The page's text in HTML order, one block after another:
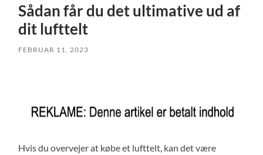
Sådan får du det ultimative ud af
dit lufttelt
FEBRUAR 11, 2023
Hvis du overvejer at købe et lufttelt, kan det være